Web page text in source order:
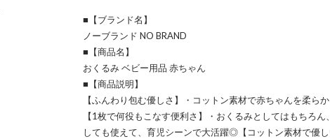
■【ブランド名】
ノーブランド NO BRAND
■【商品名】
おくるみ ベビー用品 赤ちゃん
■【商品説明】
【ふんわり包む優しさ】・コットン素材で赤ちゃんを柔ら
【1枚で何役もこなす便利さ】・おくるみとしてはもちろ
しても使えて、育児シーンで大活躍◎【コットン素材で優